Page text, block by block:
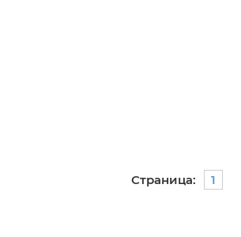
Страница: 1